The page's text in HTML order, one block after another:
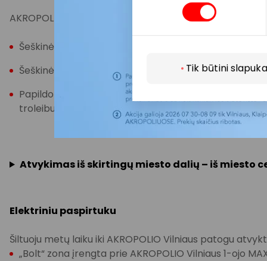
Tik būtini
AKROPOLIS Vilnius lengvai pasiekiamas autobusais,
Šeškinės kalvos (Ozo g.) – autobusai: 5G, 7, 40, 48, 53,
Šeškinės kalvos (Gelvonų g.) – autobusai: 48, 53
Papildomai į AKROPOLĮ patogu atvykti ir per stotelę
troleibusai 6, 10.
Atvykimas iš skirtingų miesto dalių – iš miesto
Elektriniu paspirtuku
Šiltuoju metų laiku iki AKROPOLIO Vilniaus patogu
„Bolt“ zona įrengta prie AKROPOLIO Vilniaus 1-ojo